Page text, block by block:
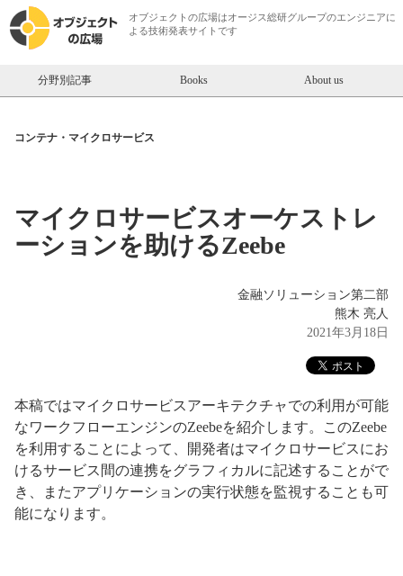
オブジェクトの広場はオージス総研グループのエンジニアに
よる技術発表サイトです
分野別記事 Books About us
コンテナ・マイクロサービス
マイクロサービスオーケストレ
ーションを助けるZeebe
金融ソリューション第二部
熊木 亮人
2021年3月18日
本稿ではマイクロサービスアーキテクチャでの利用が可能
なワークフローエンジンのZeebeを紹介します。このZeebe
を利用することによって、開発者はマイクロサービスにお
けるサービス間の連携をグラフィカルに記述することがで
き、またアプリケーションの実行状態を監視することも可
能になります。